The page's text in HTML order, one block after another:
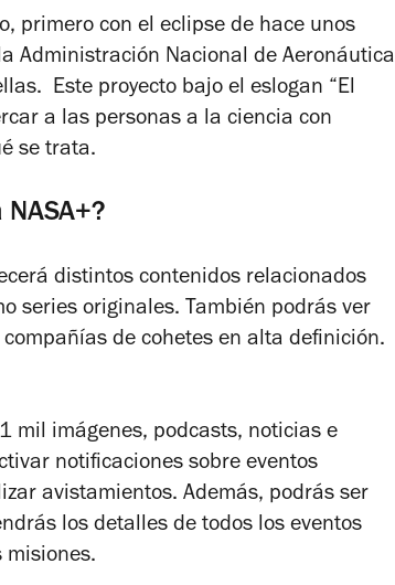
primero con el eclipse de hace unos
Administración Nacional de Aeronáutica
Este proyecto bajo el eslogan “El
a las personas a la ciencia con
se trata.
distintos contenidos relacionados
series originales. También podrás ver
de cohetes en alta definición.
mil imágenes, podcasts, noticias e
notificaciones sobre eventos
avistamientos. Además, podrás ser
los detalles de todos los eventos
misiones.